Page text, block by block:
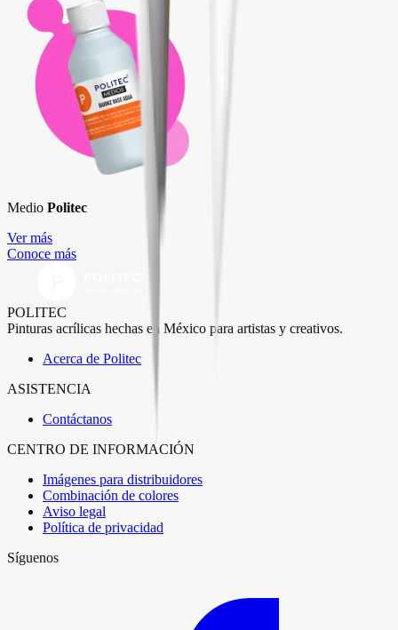
Medio Politec
Ver más
Conoce más
POLITEC
Pinturas acrílicas hechas en México para artistas y creativos.
Acerca de Politec
ASISTENCIA
Contáctanos
CENTRO DE INFORMACIÓN
Imágenes para distribuidores
Combinación de colores
Aviso legal
Política de privacidad
Síguenos